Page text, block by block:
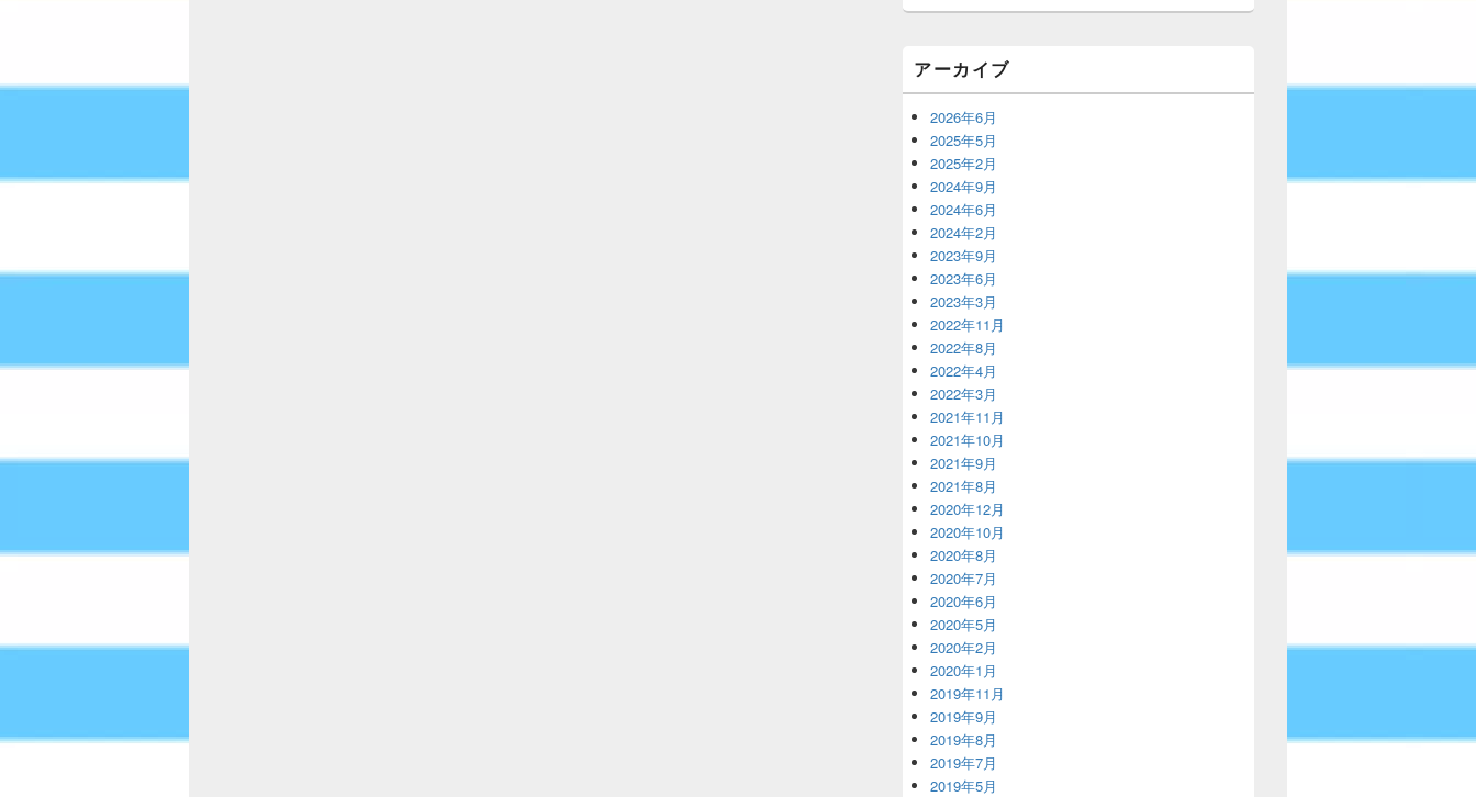
アーカイブ
2026年6月
2025年5月
2025年2月
2024年9月
2024年6月
2024年2月
2023年9月
2023年6月
2023年3月
2022年11月
2022年8月
2022年4月
2022年3月
2021年11月
2021年10月
2021年9月
2021年8月
2020年12月
2020年10月
2020年8月
2020年7月
2020年6月
2020年5月
2020年2月
2020年1月
2019年11月
2019年9月
2019年8月
2019年7月
2019年5月